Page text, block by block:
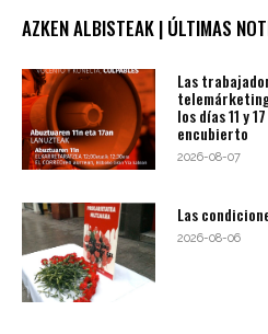
AZKEN ALBISTEAK | ÚLTIMAS
Las
los días 11 y
encubierto
2026-08-07
Las
2026-08-06